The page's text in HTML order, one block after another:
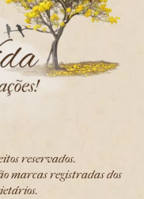
reservados.
marcas registradas dos